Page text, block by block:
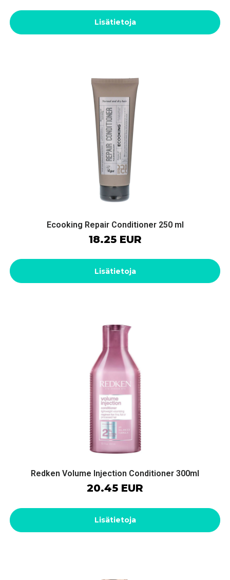
Lisätietoja
Ecooking Repair Conditioner 250 ml
18.25 EUR
Lisätietoja
Redken Volume Injection Conditioner 300ml
20.45 EUR
Lisätietoja